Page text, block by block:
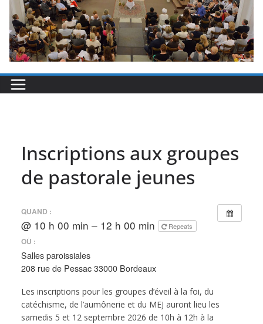
Inscriptions aux groupes
de pastorale jeunes
QUAND :
@ 10 h 00 min – 12 h 00 min Repeats
OÙ :
Salles paroissiales
208 rue de Pessac 33000 Bordeaux
Les inscriptions pour les groupes d’éveil à la foi, du
catéchisme, de l’aumônerie et du MEJ auront lieu les
samedis 5 et 12 septembre 2026 de 10h à 12h à la